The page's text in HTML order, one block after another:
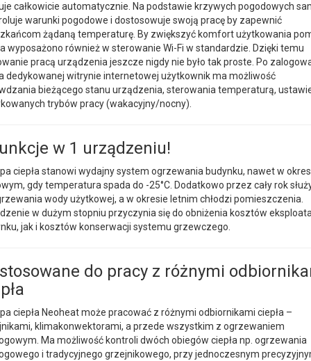
całkowicie automatycznie. Na podstawie krzywych pogodowych
warunki pogodowe i dostosowuje swoją pracę by zapewnić
żądaną temperaturę. By zwiększyć komfort użytkowania
wyposażono również w sterowanie Wi-Fi w standardzie. Dzięki temu
pracą urządzenia jeszcze nigdy nie było tak proste. Po
dedykowanej witrynie internetowej użytkownik ma możliwość
bieżącego stanu urządzenia, sterowania temperaturą,
trybów pracy (wakacyjny/nocny).
w 1 urządzeniu!
ciepła stanowi wydajny system ogrzewania budynku, nawet w
gdy temperatura spada do -25°C. Dodatkowo przez cały rok
wody użytkowej, a w okresie letnim chłodzi pomieszczenia.
w dużym stopniu przyczynia się do obniżenia kosztów
jak i kosztów konserwacji systemu grzewczego.
do pracy z różnymi
ciepła Neoheat może pracować z różnymi odbiornikami ciepła –
klimakonwektorami, a przede wszystkim z ogrzewaniem
Ma możliwość kontroli dwóch obiegów ciepła np. ogrzewania
i tradycyjnego grzejnikowego, przy jednoczesnym